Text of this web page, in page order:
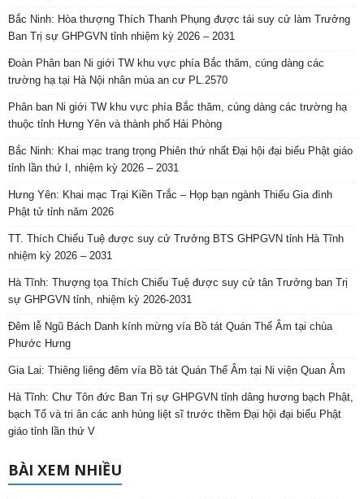
Bắc Ninh: Hòa thượng Thích Thanh Phụng được tái suy cử làm Trưởng
Ban Trị sự GHPGVN tỉnh nhiệm kỳ 2026 – 2031
Đoàn Phân ban Ni giới TW khu vực phía Bắc thăm, cúng dàng các
trường hạ tại Hà Nội nhân mùa an cư PL.2570
Phân ban Ni giới TW khu vực phía Bắc thăm, cúng dàng các trường hạ
thuộc tỉnh Hưng Yên và thành phố Hải Phòng
Bắc Ninh: Khai mạc trang trọng Phiên thứ nhất Đại hội đại biểu Phật giáo
tỉnh lần thứ I, nhiệm kỳ 2026 – 2031
Hưng Yên: Khai mạc Trại Kiền Trắc – Họp bạn ngành Thiếu Gia đình
Phật tử tỉnh năm 2026
TT. Thích Chiếu Tuệ được suy cử Trưởng BTS GHPGVN tỉnh Hà Tĩnh
nhiệm kỳ 2026 – 2031
Hà Tĩnh: Thượng tọa Thích Chiếu Tuệ được suy cử tân Trưởng ban Trị
sự GHPGVN tỉnh, nhiệm kỳ 2026-2031
Đêm lễ Ngũ Bách Danh kính mừng vía Bồ tát Quán Thế Âm tại chùa
Phước Hưng
Gia Lai: Thiêng liêng đêm vía Bồ tát Quán Thế Âm tại Ni viện Quan Âm
Hà Tĩnh: Chư Tôn đức Ban Trị sự GHPGVN tỉnh dâng hương bạch Phật,
bạch Tổ và tri ân các anh hùng liệt sĩ trước thềm Đại hội đại biểu Phật
giáo tỉnh lần thứ V
BÀI XEM NHIỀU